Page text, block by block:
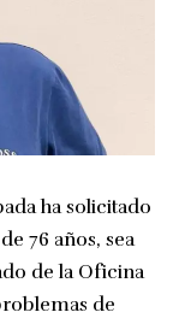
ha solicitado
76 años, sea
de la Oficina
de